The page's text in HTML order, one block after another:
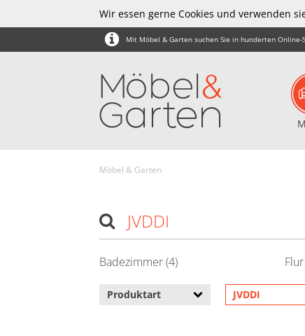
Wir essen gerne Cookies und verwenden
Mit Möbel & Garten suchen Sie in hunderten
Möbel & Garten
JVDDI
Badezimmer (4)
Produktart JVDDI